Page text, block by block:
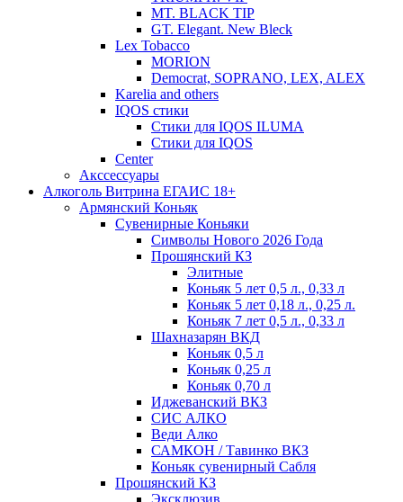
MT. BLACK TIP
GT. Elegant. New Bleck
Lex Tobacco
MORION
Democrat, SOPRANO, LEX, ALEX
Karelia and others
IQOS стики
Стики для IQOS ILUMA
Стики для IQOS
Сenter
Акссессуары
Алкоголь Витрина ЕГАИС 18+
Армянский Коньяк
Сувенирные Коньяки
Символы Нового 2026 Года
Прошянский КЗ
Элитные
Коньяк 5 лет 0,5 л., 0,33 л
Коньяк 5 лет 0,18 л., 0,25 л.
Коньяк 7 лет 0,5 л., 0,33 л
Шахназарян ВКД
Коньяк 0,5 л
Коньяк 0,25 л
Коньяк 0,70 л
Иджеванский ВКЗ
СИС АЛКО
Веди Алко
САМКОН / Тавинко ВКЗ
Коньяк сувенирный Сабля
Прошянский КЗ
Эксклюзив